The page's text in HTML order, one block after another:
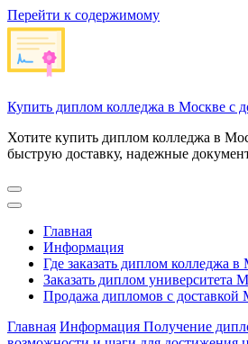
Перейти к содержимому
Купить диплом колледжа в Москве с
Хотите купить диплом колледжа в
быструю доставку, надежные
Главная
Информация
Где заказать диплом колледжа в
Заказать диплом университета
Продажа дипломов с доставкой
Главная Информация Получение